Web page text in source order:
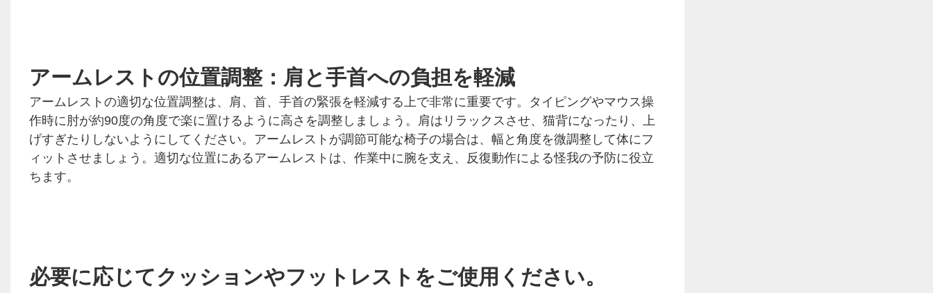
アームレストの位置調整：肩と手首への負担を軽減
アームレストの適切な位置調整は、肩、首、手首の緊張を軽減する上で非常に重要です。タイピングやマウス操
作時に肘が約90度の角度で楽に置けるように高さを調整しましょう。肩はリラックスさせ、猫背になったり、上
げすぎたりしないようにしてください。アームレストが調節可能な椅子の場合は、幅と角度を微調整して体にフ
ィットさせましょう。適切な位置にあるアームレストは、作業中に腕を支え、反復動作による怪我の予防に役立
ちます。
必要に応じてクッションやフットレストをご使用ください。